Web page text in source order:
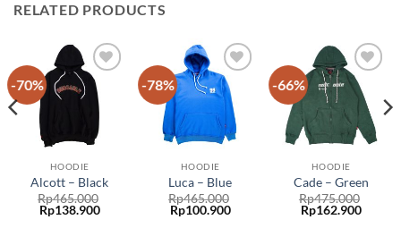
RELATED PRODUCTS
-70%
Add to
wishlist
HOODIE
Alcott – Black
Rp465.000
Rp138.900
-78%
Add to
wishlist
HOODIE
Luca – Blue
Rp465.000
Rp100.900
-66%
Add to
wishlist
HOODIE
Cade – Green
Rp475.000
Rp162.900